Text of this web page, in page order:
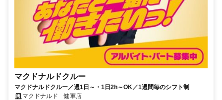
マクドナルドクルー
マクドナルドクルー／週1日～・1日2h～OK／1週間毎のシフト制
マクドナルド 健軍店